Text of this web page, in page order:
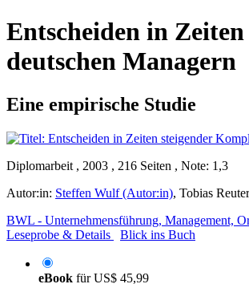
Entscheiden in
deutschen Managern
Eine empirische Studie
Diplomarbeit , 2003 , 216 Seiten , Note: 1,3
Autor:in: Steffen Wulf (Autor:in), Tobias
BWL - Unternehmensführung, Management,
Leseprobe & Details
Blick ins Buch
eBook fürUS$ 45,99